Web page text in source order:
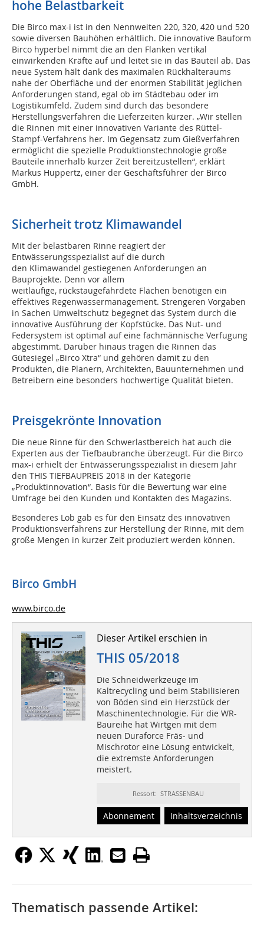
hohe Belastbarkeit
Die Birco max-i ist in den Nennweiten 220, 320, 420 und 520
sowie diversen Bauhöhen erhältlich. Die innovative Bauform
Birco hyperbel nimmt die an den Flanken vertikal
einwirkenden Kräfte auf und leitet sie in das Bauteil ab. Das
neue System hält dank des maximalen Rückhalteraums
nahe der Oberfläche und der enormen Stabilität jeglichen
Anforderungen stand, egal ob im Städtebau oder im
Logistikumfeld. Zudem sind durch das besondere
Herstellungsverfahren die Lieferzeiten kürzer. „Wir stellen
die Rinnen mit einer innovativen Variante des Rüttel-
Stampf-Verfahrens her. Im Gegensatz zum Gießverfahren
ermöglicht die spezielle Produktionstechnologie große
Bauteile innerhalb kurzer Zeit bereitzustellen“, erklärt
Markus Huppertz, einer der Geschäftsführer der Birco
GmbH.
Sicherheit trotz Klimawandel
Mit der belastbaren Rinne reagiert der
Entwässerungsspezialist auf die durch
den Klimawandel gestiegenen Anforderungen an
Bauprojekte. Denn vor allem
weitläufige, rückstaugefährdete Flächen benötigen ein
effektives Regenwassermanagement. Strengeren Vorgaben
in Sachen Umweltschutz begegnet das System durch die
innovative Ausführung der Kopfstücke. Das Nut- und
Federsystem ist optimal auf eine fachmännische Verfugung
abgestimmt. Darüber hinaus tragen die Rinnen das
Gütesiegel „Birco Xtra“ und gehören damit zu den
Produkten, die Planern, Architekten, Bauunternehmen und
Betreibern eine besonders hochwertige Qualität bieten.
Preisgekrönte Innovation
Die neue Rinne für den Schwerlastbereich hat auch die
Experten aus der Tiefbaubranche überzeugt. Für die Birco
max-i erhielt der Entwässerungsspezialist in diesem Jahr
den THIS TIEFBAUPREIS 2018 in der Kategorie
„Produktinnovation“. Basis für die Bewertung war eine
Umfrage bei den Kunden und Kontakten des Magazins.
Besonderes Lob gab es für den Einsatz des innovativen
Produktionsverfahrens zur Herstellung der Rinne, mit dem
große Mengen in kurzer Zeit produziert werden können.
Birco GmbH
www.birco.de
Dieser Artikel erschien in
THIS 05/2018
Die Schneidwerkzeuge im
Kaltrecycling und beim Stabilisieren
von Böden sind ein Herzstück der
Maschinentechnologie. Für die WR-
Baureihe hat Wirtgen mit dem
neuen Duraforce Fräs- und
Mischrotor eine Lösung entwickelt,
die extremste Anforderungen
meistert.
Ressort: STRASSENBAU
Abonnement Inhaltsverzeichnis
Thematisch passende Artikel: